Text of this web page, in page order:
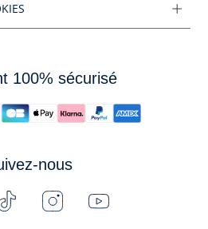
100% sécurisé
nous
Tiktok InstagramYoutube